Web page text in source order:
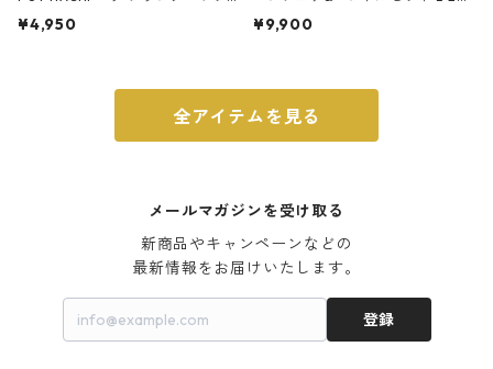
ト 3号 ブラック
¥4,950
m ガス火・IH対応 鉄フライパン
¥9,900
全アイテムを見る
メールマガジンを受け取る
新商品やキャンペーンなどの
最新情報をお届けいたします。
登録